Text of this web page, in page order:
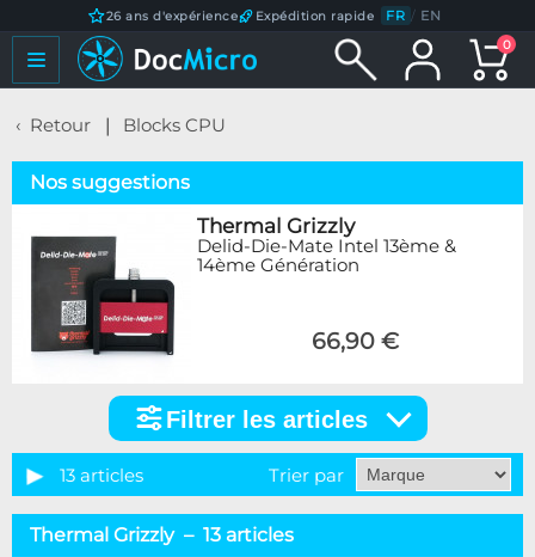
26 ans d'expérience Expédition rapide FR / EN
0
Retour Blocks CPU
Nos suggestions
Thermal Grizzly
Delid-Die-Mate Intel 13ème &
14ème Génération
66,90 €
articles
Catégorie
Socket AMD64
9
Filtrer les articles
13 articles Trier par
Thermal Grizzly – 13 articles